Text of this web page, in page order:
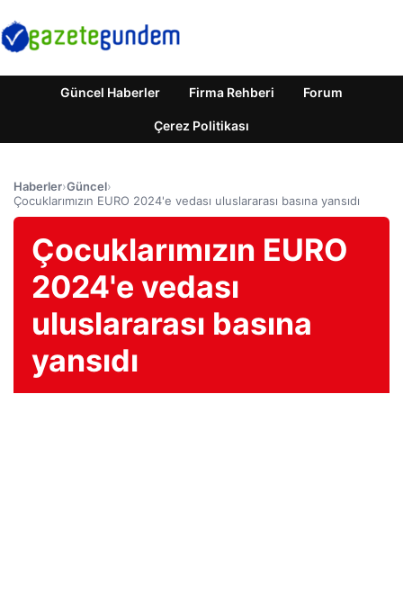
Güncel Haberler Firma Rehberi Forum
Çerez Politikası
Haberler›Güncel›
Çocuklarımızın EURO 2024'e vedası uluslararası basına yansıdı
Çocuklarımızın EURO
2024'e vedası
uluslararası basına
yansıdı